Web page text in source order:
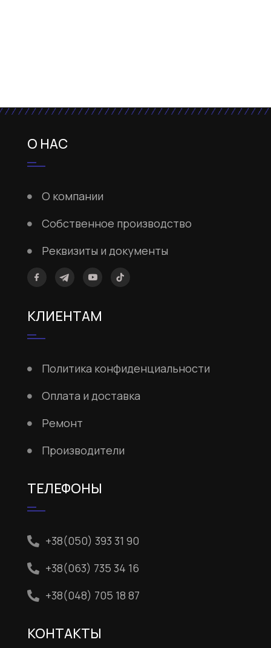
О НАС
О компании
Собственное производство
Реквизиты и документы
КЛИЕНТАМ
Политика конфиденциальности
Оплата и доставка
Ремонт
Производители
ТЕЛЕФОНЫ
+38(050) 393 31 90
+38(063) 735 34 16
+38(048) 705 18 87
КОНТАКТЫ